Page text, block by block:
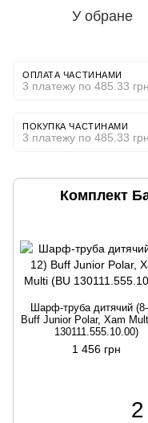
У обране
ОПЛАТА ЧАСТИНАМИ
3 платежу по 485.33 грн
ПОКУПКА ЧАСТИНАМИ
3 платежу по 485.33 грн
Комплект
Шарф-труба дитячий
Buff Junior Polar, Xam
130111.555.10.00)
1 456 грн